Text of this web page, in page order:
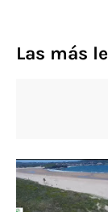
Las más